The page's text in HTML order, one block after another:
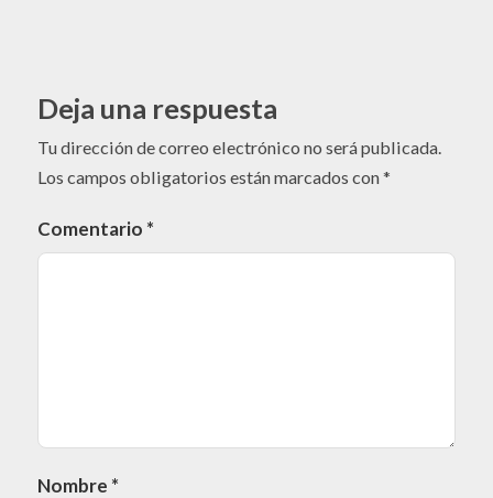
Deja una respuesta
Tu dirección de correo electrónico no será publicada.
Los campos obligatorios están marcados con*
Comentario *
Nombre *